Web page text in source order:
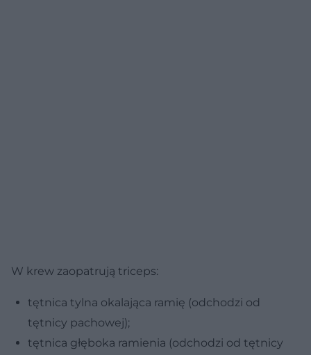
W krew zaopatrują triceps:
tętnica tylna okalająca ramię (odchodzi od
tętnicy pachowej);
tętnica głęboka ramienia (odchodzi od tętnicy